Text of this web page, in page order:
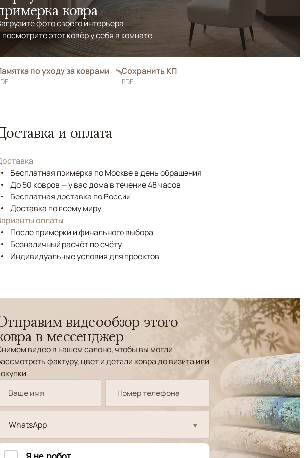
ковра
фото своего интерьера
посмотрите этот ковёр у себя в комнате
по уходу за коврами Сохранить КП
PDF
и оплата
Бесплатная примерка по Москве в день обращения
До 50 ковров — у вас дома в течение 48 часов
Бесплатная доставка по России
Доставка по всему миру
оплаты
После примерки и финального выбора
Безналичный расчёт по счёту
Индивидуальные условия для проектов
видеообзор этого
в мессенджер
видео в нашем салоне, чтобы вы могли
фактуру, цвет и детали ковра до визита или
WhatsApp